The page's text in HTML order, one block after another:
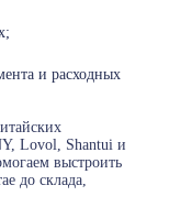
и расходных
Lovol, Shantui и
выстроить
до склада,